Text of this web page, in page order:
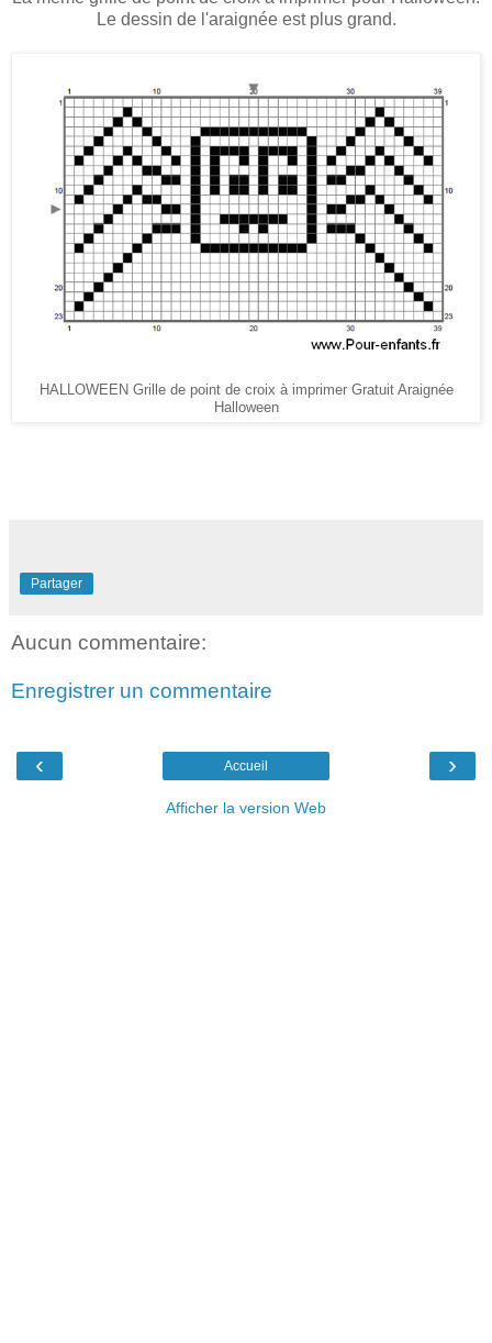
Le dessin de l'araignée est plus grand.
HALLOWEEN Grille de point de croix à imprimer Gratuit Araignée
Halloween
Partager
Aucun commentaire:
Enregistrer un commentaire
‹ ›
Accueil
Afficher la version Web